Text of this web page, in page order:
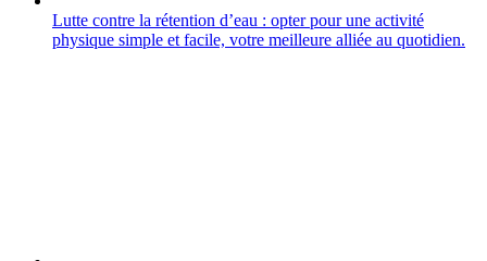
Lutte contre la rétention d’eau : opter pour une activité
physique simple et facile, votre meilleure alliée au quotidien.